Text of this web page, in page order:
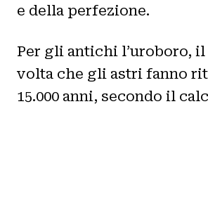
e della perfezione.
Per gli antichi l’uroboro,
volta che gli astri fanno
15.000 anni, secondo il